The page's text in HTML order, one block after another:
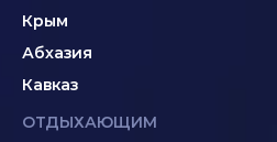
Крым
Абхазия
Кавказ
ОТДЫХАЮЩИМ